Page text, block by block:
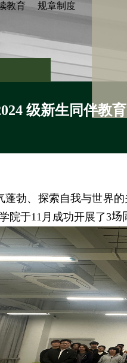
级新生同伴教
教育 规章制度
蓬勃、探索自我与世界
院于11 月成功开展了3场